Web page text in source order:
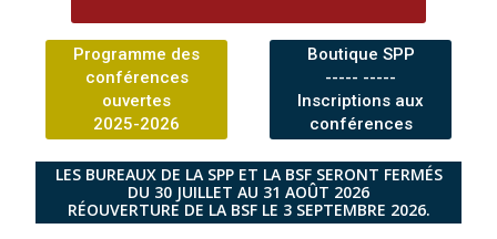
Programme des
conférences
ouvertes
2025-2026
Boutique SPP
----- -----
Inscriptions aux
conférences
LES BUREAUX DE LA SPP ET LA BSF SERONT FERMÉS
DU 30 JUILLET AU 31 AOÛT 2026
RÉOUVERTURE DE LA BSF LE 3 SEPTEMBRE 2026.